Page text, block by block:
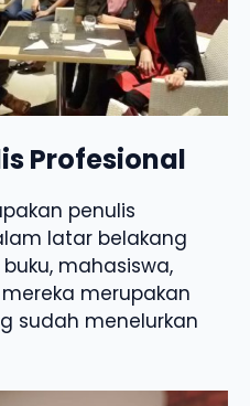
Profesional
penulis
latar belakang
mahasiswa,
merupakan
sudah menelurkan